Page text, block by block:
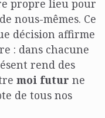
propre lieu pour
nous-mêmes. Ce
décision affirme
: dans chacune
rend des
moi futur ne
de tous nos